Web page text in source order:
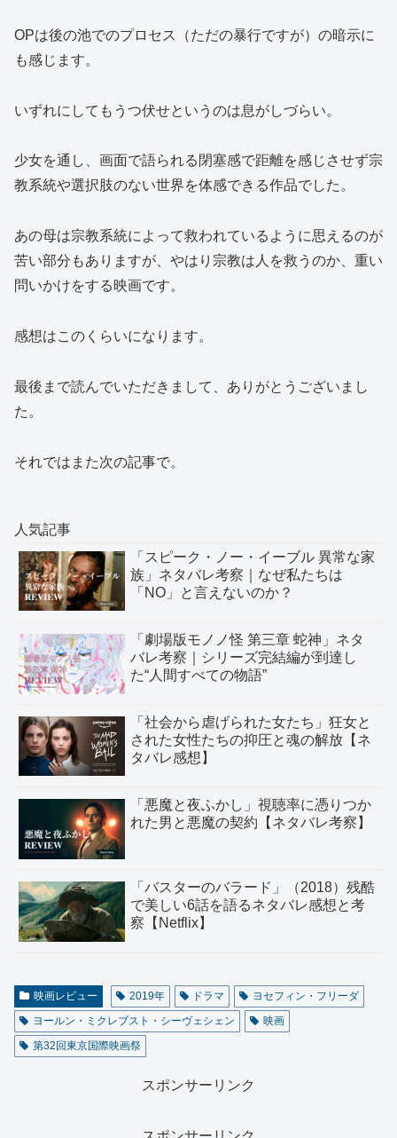
OPは後の池でのプロセス（ただの暴行ですが）の暗示に
も感じます。
いずれにしてもうつ伏せというのは息がしづらい。
少女を通し、画面で語られる閉塞感で距離を感じさせず宗
教系統や選択肢のない世界を体感できる作品でした。
あの母は宗教系統によって救われているように思えるのが
苦い部分もありますが、やはり宗教は人を救うのか、重い
問いかけをする映画です。
感想はこのくらいになります。
最後まで読んでいただきまして、ありがとうございまし
た。
それではまた次の記事で。
人気記事
「スピーク・ノー・イーブル 異常な家
族」ネタバレ考察｜なぜ私たちは
「NO」と言えないのか？
「劇場版モノノ怪 第三章 蛇神」ネタ
バレ考察｜シリーズ完結編が到達し
た“人間すべての物語”
「社会から虐げられた女たち」狂女と
された女性たちの抑圧と魂の解放【ネ
タバレ感想】
「悪魔と夜ふかし」視聴率に憑りつか
れた男と悪魔の契約【ネタバレ考察】
「バスターのバラード」（2018）残酷
で美しい6話を語るネタバレ感想と考
察【Netflix】
映画レビュー 2019年 ドラマ
ヨセフィン・フリーダ
ヨールン・ミクレブスト・シーヴェシェン
映画
第32回東京国際映画祭
スポンサーリンク